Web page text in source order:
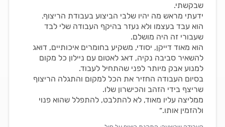
שבקשתי.
ידעתי מראש מה יהיו שלבי הביצוע בעבודת הריצוף.
הוא עבד בעצמו ולא נעזר בהיקף העבודה שלי לבד
שעבורי זה היה מושלם.
הוא מאוד דייקן, יסודי, משקיע בחומרים איכותיים, דואג
להשאיר סביבה נקיה, דאג לאטום עם ניילון כל מקום
למנוע אבק מיותר לפני שהתחיל לעבוד.
בסיום העבודה החזיר את הכל למקום והתגלה הריצוף
שריצף בידי הזהב והכישרון שלו.
ממליצה עליו מאוד, לא להתלבט, להתפלל שהוא פנוי
ולהזמין אותו.״